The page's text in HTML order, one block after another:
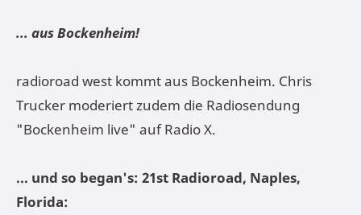
... aus Bockenheim!
radioroad west kommt aus Bockenheim. Chris
Trucker moderiert zudem die Radiosendung
"Bockenheim live" auf Radio X.
... und so began's: 21st Radioroad, Naples,
Florida: